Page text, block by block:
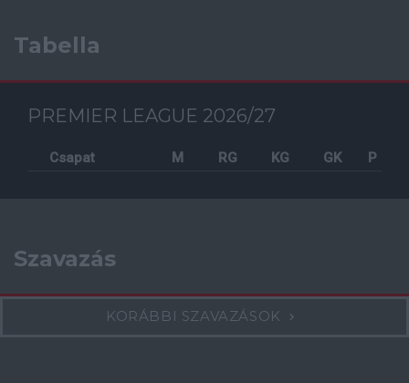
Tabella
PREMIER LEAGUE 2026/27
Csapat M RG KG GK P
Szavazás
KORÁBBI SZAVAZÁSOK